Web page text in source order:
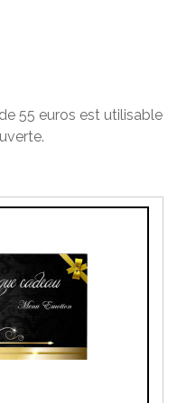
55 euros est utilisable